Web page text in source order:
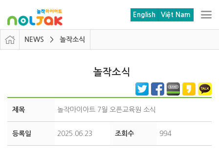
English Việt Nam
NEWS > 놀작소식
놀작소식
제목 놀작마이아트 7월 오픈교육원 소식
등록일 2025.06.23 조회수 994